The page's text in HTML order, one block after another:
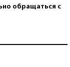
обращаться с